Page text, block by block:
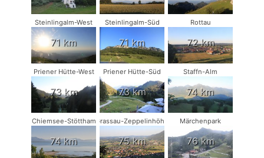
Steinlingalm-West
71 km
Steinlingalm-Süd
71 km
Rottau
72 km
Priener Hütte-West
73 km
Priener Hütte-Süd
73 km
Staffn-Alm
74 km
Chiemsee-Stöttham
74 km
Grassau-Zeppelinhöhe
75 km
Märchenpark
76 km